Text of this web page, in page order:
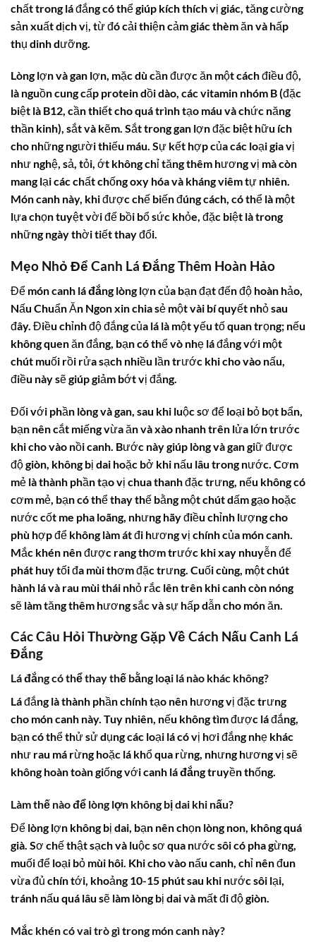
chất trong lá đắng có thể giúp kích thích vị giác, tăng cường
sản xuất dịch vị, từ đó cải thiện cảm giác thèm ăn và hấp
thụ dinh dưỡng.
Lòng lợn và gan lợn, mặc dù cần được ăn một cách điều độ,
là nguồn cung cấp protein dồi dào, các vitamin nhóm B (đặc
biệt là B12, cần thiết cho quá trình tạo máu và chức năng
thần kinh), sắt và kẽm. Sắt trong gan lợn đặc biệt hữu ích
cho những người thiếu máu. Sự kết hợp của các loại gia vị
như nghệ, sả, tỏi, ớt không chỉ tăng thêm hương vị mà còn
mang lại các chất chống oxy hóa và kháng viêm tự nhiên.
Món canh này, khi được chế biến đúng cách, có thể là một
lựa chọn tuyệt vời để bồi bổ sức khỏe, đặc biệt là trong
những ngày thời tiết thay đổi.
Mẹo Nhỏ Để Canh Lá Đắng Thêm Hoàn Hảo
Để móncanh lá đắnglòng lợn của bạn đạt đến độ hoàn hảo,
Nấu Chuẩn Ăn Ngon xin chia sẻ một vài bí quyết nhỏ sau
đây. Điều chỉnh độ đắng của lá là một yếu tố quan trọng; nếu
không quen ăn đắng, bạn có thể vò nhẹ lá đắng với một
chút muối rồi rửa sạch nhiều lần trước khi cho vào nấu,
điều này sẽ giúp giảm bớt vị đắng.
Đối với phần lòng và gan, sau khi luộc sơ để loại bỏ bọt bẩn,
bạn nên cắt miếng vừa ăn và xào nhanh trên lửa lớn trước
khi cho vào nồi canh. Bước này giúp lòng và gan giữ được
độ giòn, không bị dai hoặc bở khi nấu lâu trong nước. Cơm
mẻ là thành phần tạo vị chua thanh đặc trưng, nếu không có
cơm mẻ, bạn có thể thay thế bằng một chút dấm gạo hoặc
nước cốt me pha loãng, nhưng hãy điều chỉnh lượng cho
phù hợp để không làm át đi hương vị chính của món canh.
Mắc khén nên được rang thơm trước khi xay nhuyễn để
phát huy tối đa mùi thơm đặc trưng. Cuối cùng, một chút
hành lá và rau mùi thái nhỏ rắc lên trên khi canh còn nóng
sẽ làm tăng thêm hương sắc và sự hấp dẫn cho món ăn.
Các Câu Hỏi Thường Gặp Về Cách Nấu Canh Lá
Đắng
Lá đắng có thể thay thế bằng loại lá nào khác không?
Lá đắng là thành phần chính tạo nên hương vị đặc trưng
cho món canh này. Tuy nhiên, nếu không tìm được lá đắng,
bạn có thể thử sử dụng các loại lá có vị hơi đắng nhẹ khác
như rau má rừng hoặc lá khổ qua rừng, nhưng hương vị sẽ
không hoàn toàn giống vớicanh lá đắngtruyền thống.
Làm thế nào để lòng lợn không bị dai khi nấu?
Để lòng lợn không bị dai, bạn nên chọn lòng non, không quá
già. Sơ chế thật sạch và luộc sơ qua nước sôi có pha gừng,
muối để loại bỏ mùi hôi. Khi cho vào nấu canh, chỉ nên đun
vừa đủ chín tới, khoảng 10-15 phút sau khi nước sôi lại,
tránh nấu quá lâu sẽ làm lòng bị dai và mất đi độ giòn.
Mắc khén có vai trò gì trong món canh này?